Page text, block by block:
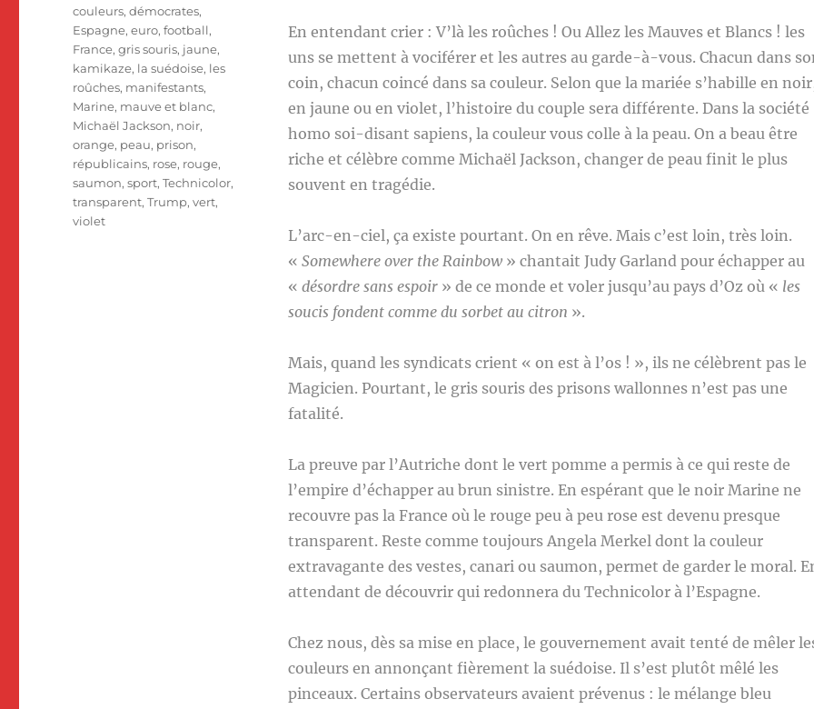
En entendant crier : V’là les roûches ! Ou Allez les Mauves et Blancs ! les
uns se mettent à vociférer et les autres au garde-à-vous. Chacun dans
coin, chacun coincé dans sa couleur. Selon que la mariée s’habille en
en jaune ou en violet, l’histoire du couple sera différente. Dans la société
homo soi-disant sapiens, la couleur vous colle à la peau. On a beau être
riche et célèbre comme Michaël Jackson, changer de peau finit le plus
souvent en tragédie.
L’arc-en-ciel, ça existe pourtant. On en rêve. Mais c’est loin, très loin.
« Somewhere over the Rainbow» chantait Judy Garland pour échapper au
« désordre sans espoir» de ce monde et voler jusqu’au pays d’Oz où « les
soucis fondent comme du sorbet au citron ».
Mais, quand les syndicats crient « on est à l’os ! », ils ne célèbrent pas le
Magicien. Pourtant, le gris souris des prisons wallonnes n’est pas une
fatalité.
La preuve par l’Autriche dont le vert pomme a permis à ce qui reste de
l’empire d’échapper au brun sinistre. En espérant que le noir Marine ne
recouvre pas la France où le rouge peu à peu rose est devenu presque
transparent. Reste comme toujours Angela Merkel dont la couleur
extravagante des vestes, canari ou saumon, permet de garder le moral.
attendant de découvrir qui redonnera du Technicolor à l’Espagne.
Chez nous, dès sa mise en place, le gouvernement avait tenté de mêler
couleurs en annonçant fièrement la suédoise. Il s’est plutôt mêlé les
pinceaux. Certains observateurs avaient prévenus : le mélange bleu
couleurs,démocrates,
Espagne,euro,football,
France,gris souris, jaune,
kamikaze, la suédoise, les
roûches, manifestants,
Marine, mauve et blanc,
Michaël Jackson, noir,
orange, peau, prison,
républicains, rose, rouge,
saumon,sport,Technicolor,
transparent,Trump,vert,
violet